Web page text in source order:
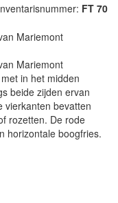
FT 70
Mariemont
Mariemont
in het midden
beide zijden ervan
vierkanten bevatten
rozetten. De rode
horizontale boogfries.